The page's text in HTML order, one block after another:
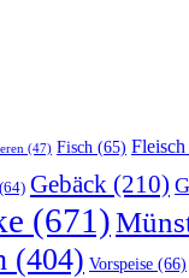
(47) Fisch (65) Fleisch
(64) Gebäck (210)
(671)
(404) Vorspeise (66)